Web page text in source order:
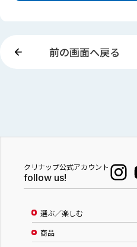
前の画面へ戻る
クリナップ公式アカウント
follow us!
選ぶ／楽しむ
商品